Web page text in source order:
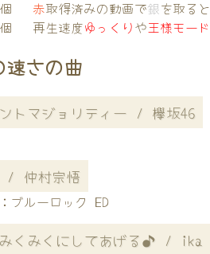
赤取得済みの動画で銀を取る
再生速度ゆっくりや王様モー
さの曲
トマジョリティー / 欅坂46
/ 仲村宗悟
ブルーロック ED
みくみくにしてあげる♪ /